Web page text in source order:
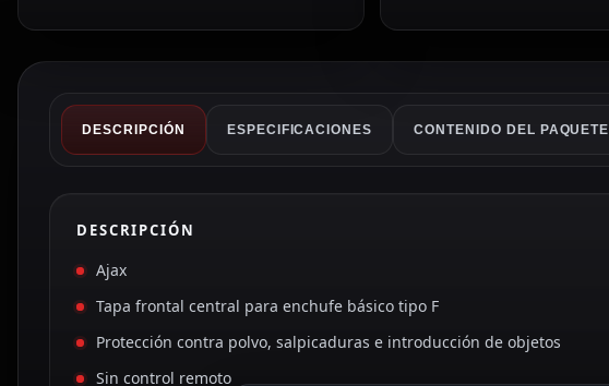
DESCRIPCIÓN ESPECIFICACIONES CONTENIDO DEL PAQUETE
DESCRIPCIÓN
Ajax
Tapa frontal central para enchufe básico tipo F
Protección contra polvo, salpicaduras e introducción de objetos
Sin control remoto